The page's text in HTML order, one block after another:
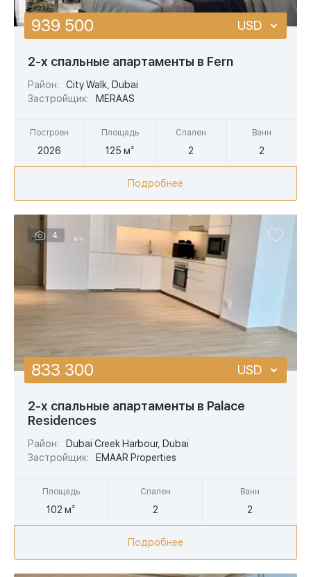
2-х спальные апартаменты в Fern
Район:
City Walk, Dubai
Застройщик:
MERAAS
Построен
2026
Площадь
125 м²
Спален
2
Ванн
2
939 500 USD
Подробнее
4
2-х спальные апартаменты в Palace
Residences
Район:
Dubai Creek Harbour, Dubai
Застройщик:
EMAAR Properties
Площадь
102 м²
Спален
2
Ванн
2
833 300 USD
Подробнее